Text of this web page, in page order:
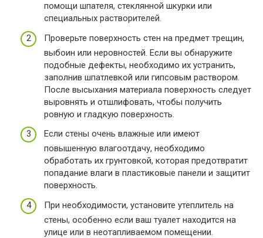
помощи шпателя, стеклянной шкурки или
специальных растворителей.
Проверьте поверхность стен на предмет трещин,
выбоин или неровностей. Если вы обнаружите
подобные дефекты, необходимо их устранить,
заполнив шпатлевкой или гипсовым раствором.
После высыхания материала поверхность следует
выровнять и отшлифовать, чтобы получить
ровную и гладкую поверхность.
Если стены очень влажные или имеют
повышенную влагоотдачу, необходимо
обработать их грунтовкой, которая предотвратит
попадание влаги в пластиковые панели и защитит
поверхность.
При необходимости, установите утеплитель на
стены, особенно если ваш туалет находится на
улице или в неотапливаемом помещении.